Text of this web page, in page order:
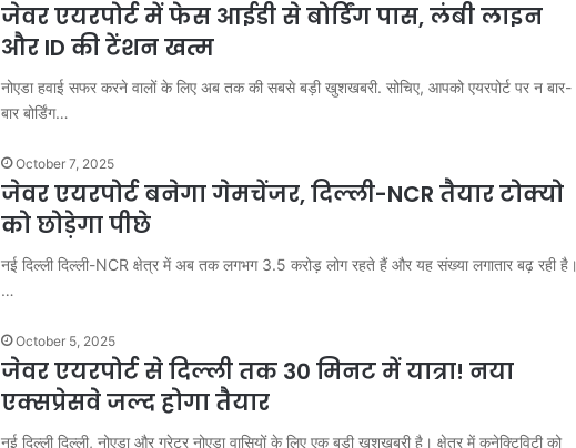
जेवर एयरपोर्ट में फेस आईडी से बोर्डिंग पास, लंबी लाइन
और ID की टेंशन खत्म
नोएडा हवाई सफर करने वालों के लिए अब तक की सबसे बड़ी खुशखबरी. सोचिए, आपको एयरपोर्ट पर न बार-
बार बोर्डिंग…
October 7, 2025
जेवर एयरपोर्ट बनेगा गेमचेंजर, दिल्ली-NCR तैयार टोक्यो
को छोड़ेगा पीछे
नई दिल्ली दिल्ली-NCR क्षेत्र में अब तक लगभग 3.5 करोड़ लोग रहते हैं और यह संख्या लगातार बढ़ रही है।
…
October 5, 2025
जेवर एयरपोर्ट से दिल्ली तक 30 मिनट में यात्रा! नया
एक्सप्रेसवे जल्द होगा तैयार
नई दिल्ली दिल्ली, नोएडा और ग्रेटर नोएडा वासियों के लिए एक बड़ी खुशखबरी है। क्षेत्र में कनेक्टिविटी को